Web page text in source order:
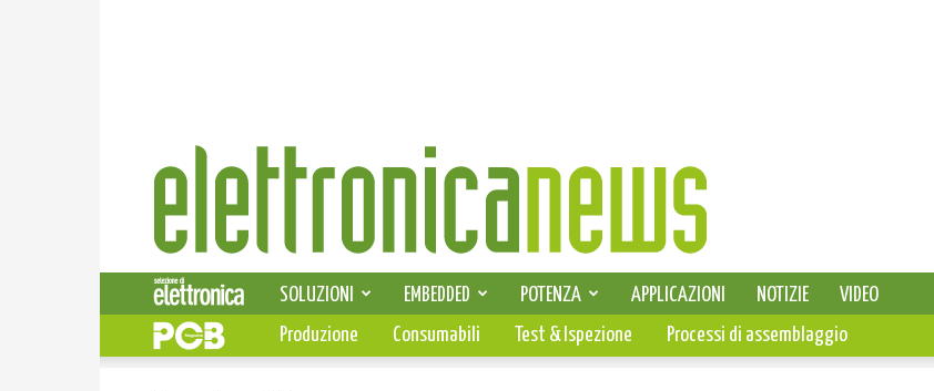
Elettronica
News
SELEZIONE DI ELETTRONICA
SOLUZIONI EMBEDDED POTENZA APPLICAZIONI NOTIZIE
VIDEO
PCB
Produzione Consumabili Test & Ispezione Processi di assemblaggio